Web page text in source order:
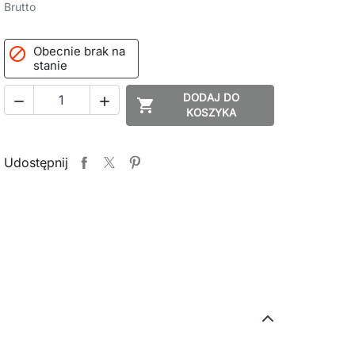
Brutto
 Obecnie brak na
stanie
  
DODAJ DO
KOSZYKA
Udostępnij